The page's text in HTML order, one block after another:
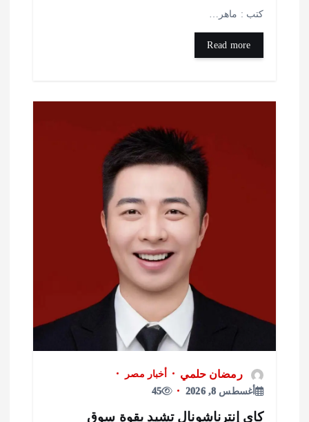
: ماهر…
رمضان حلمي
أخبار مصر
أغسطس 8, 2026
45
إنترناشونال تشيد بقوة سوق